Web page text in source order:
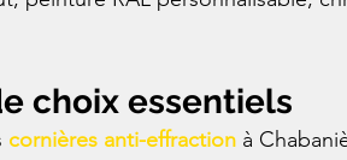
choix essentiels
cornières anti-effraction à